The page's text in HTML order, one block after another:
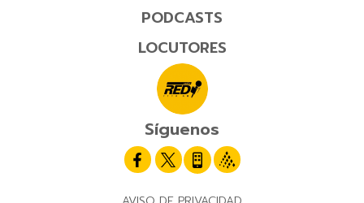
PODCASTS
LOCUTORES
Síguenos